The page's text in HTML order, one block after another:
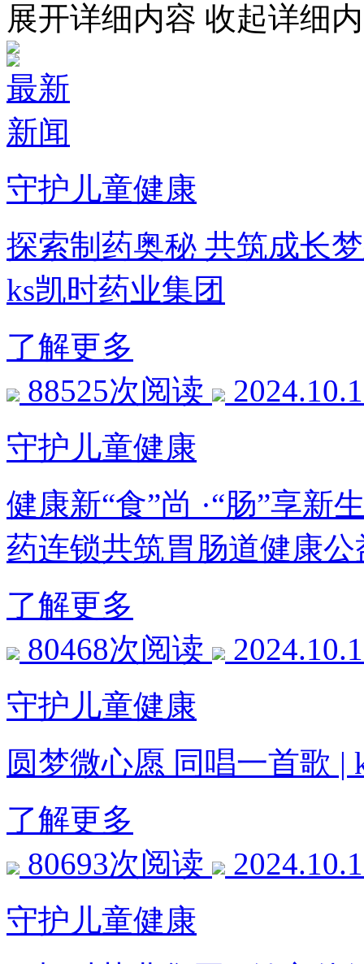
展开详细内容 收起详细
最新
新闻
守护儿童健康
探索制药奥秘 共筑成长
ks凯时药业集团
了解更多
88525次阅读
守护儿童健康
健康新“食”尚 ·“肠”享
药连锁共筑胃肠道健康公
了解更多
80468次阅读
守护儿童健康
圆梦微心愿 同唱一首歌 |
了解更多
80693次阅读
守护儿童健康